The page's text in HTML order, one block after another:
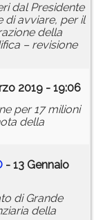
dal Presidente
di avviare, per il
della
– revisione
2019 - 19:06
per 17 milioni
della
- 13 Gennaio
di Grande
della